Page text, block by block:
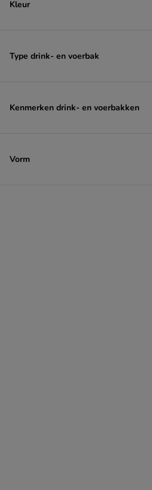
Kleur
Type drink- en voerbak
Kenmerken drink- en voerbakken
Vorm